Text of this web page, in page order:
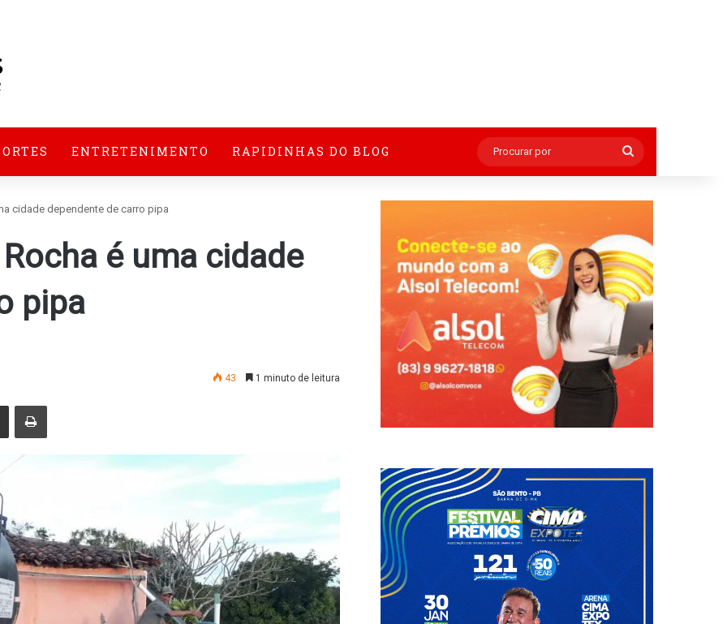
ENTRETENIMENTO RAPIDINHAS DO BLOG
Procurar
por
cidade dependente de carro pipa
é uma cidade
pipa
43 1 minuto de leitura
Compartilhar via e-mail Imprimir